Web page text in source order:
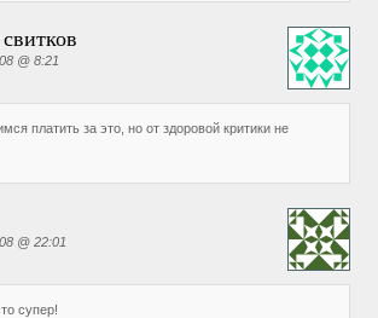
@ 8:21
платить за это, но от здоровой критики не
@ 22:01
супер!